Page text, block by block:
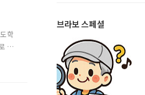
학
독립
브라보 스페셜